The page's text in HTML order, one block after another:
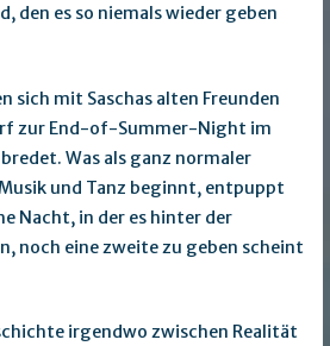
den es so niemals wieder geben
sich mit Saschas alten Freunden
zur End-of-Summer-Night im
Was als ganz normaler
und Tanz beginnt, entpuppt
Nacht, in der es hinter der
noch eine zweite zu geben scheint
irgendwo zwischen Realität